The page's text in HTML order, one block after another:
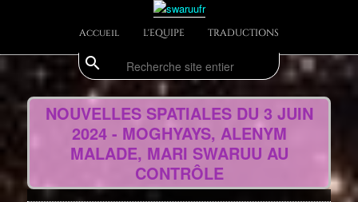
principalswaruufr
Divulgations Swaruurienne et Taygetienne
search Recherche
Accueil L'EQUIPE TRADUCTIONS
des
NOUVELLES SPATIALES DU 3 JUIN
2024 - MOGHYAYS, ALENYM
MALADE, MARI SWARUU AU
CONTRÔLE